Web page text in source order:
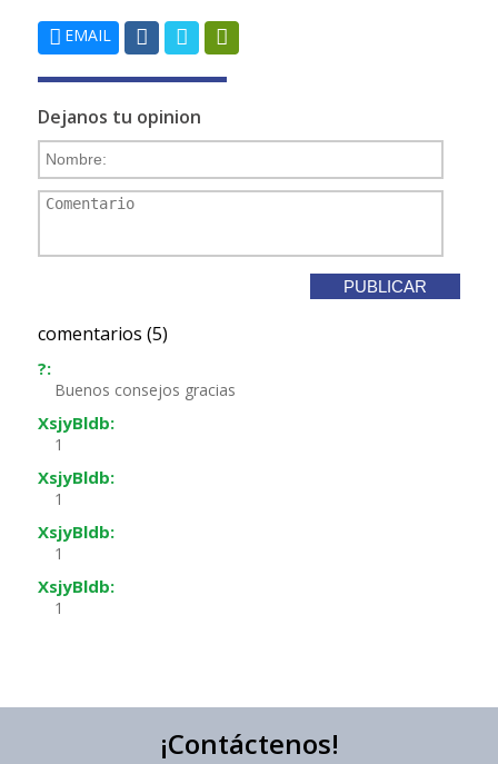
EMAIL
Dejanos tu opinion
comentarios (5)
?:
Buenos consejos gracias
XsjyBldb:
1
XsjyBldb:
1
XsjyBldb:
1
XsjyBldb:
1
¡Contáctenos!